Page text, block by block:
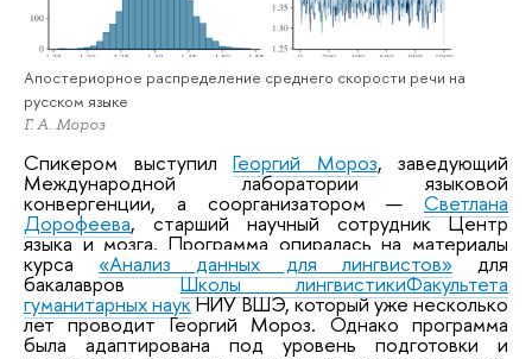
Апостериорное распределение среднего скорости речи на
русском языке
Г. А. Мороз
Спикером выступил Георгий Мороз, заведующий
Международной лаборатории языковой
конвергенции, а соорганизатором — Светлана
Дорофеева, старший научный сотрудник Центр
языка и мозга. Программа опиралась на материалы
курса «Анализ данных для лингвистов»для
бакалавровШколы лингвистикиФакультета
гуманитарных наукНИУ ВШЭ, который уже несколько
лет проводит Георгий Мороз. Однако программа
была адаптирована под уровень подготовки и